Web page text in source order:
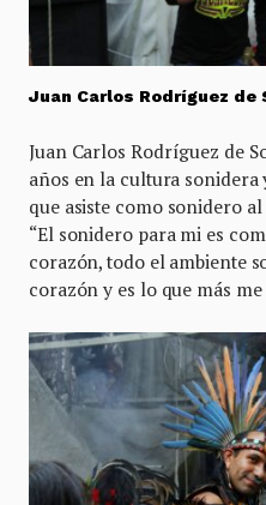
Juan Carlos Rodríguez de
Juan Carlos Rodríguez de
años en la cultura sonidera
que asiste como sonidero
“El sonidero para mi es
corazón, todo el ambiente
corazón y es lo que más me